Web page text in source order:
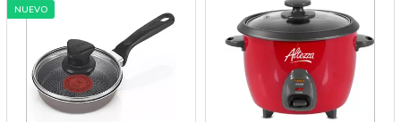
NUEVO